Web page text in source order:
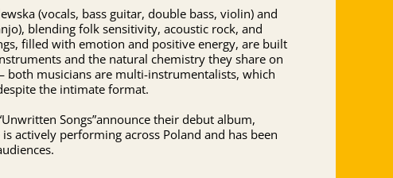
(vocals, bass guitar, double bass, violin) and
blending folk sensitivity, acoustic rock, and
filled with emotion and positive energy, are built
and the natural chemistry they share on
both musicians are multi-instrumentalists, which
the intimate format.
Songs”announce their debut album,
actively performing across Poland and has been